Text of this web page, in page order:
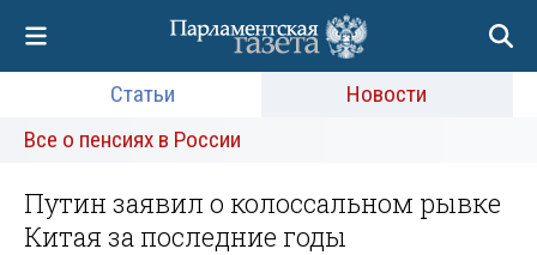
Статьи
Новости
Все о пенсиях в России
Путин заявил о колоссальном рывке
Китая за последние годы